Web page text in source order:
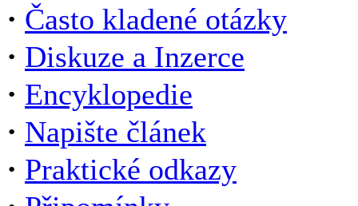
· Často kladené otázky
· Diskuze a Inzerce
· Encyklopedie
· Napište článek
· Praktické odkazy